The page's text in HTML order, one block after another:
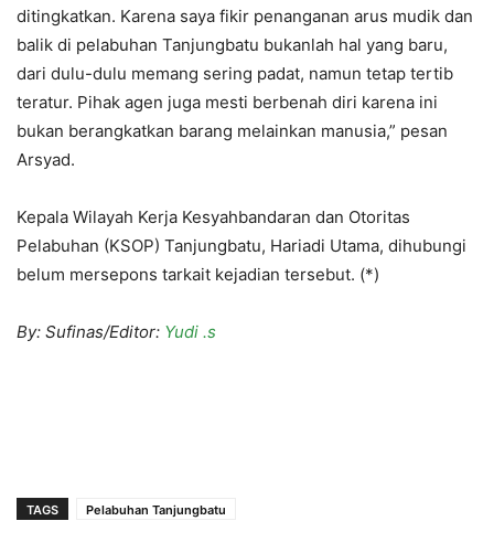
ditingkatkan. Karena saya fikir penanganan arus mudik dan
balik di pelabuhan Tanjungbatu bukanlah hal yang baru,
dari dulu-dulu memang sering padat, namun tetap tertib
teratur. Pihak agen juga mesti berbenah diri karena ini
bukan berangkatkan barang melainkan manusia,” pesan
Arsyad.
Kepala Wilayah Kerja Kesyahbandaran dan Otoritas
Pelabuhan (KSOP) Tanjungbatu, Hariadi Utama, dihubungi
belum mersepons tarkait kejadian tersebut. (*)
By: Sufinas/Editor: Yudi .s
TAGS Pelabuhan Tanjungbatu